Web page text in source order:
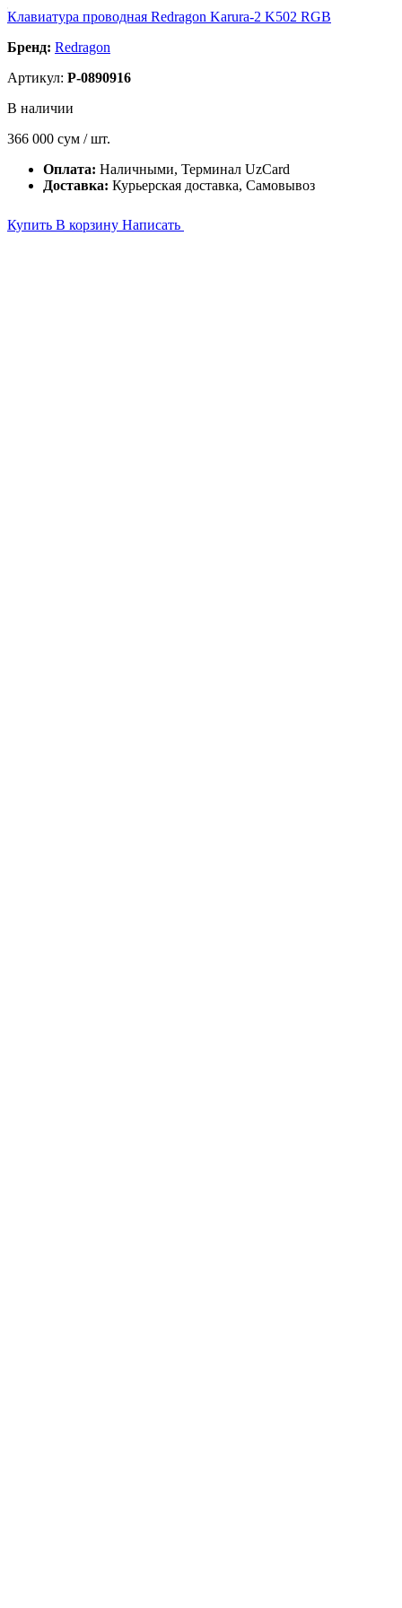
Клавиатура проводная Redragon Karura-2 K502 RGB
Бренд: Redragon
Артикул: P-0890916
В наличии
366 000 сум / шт.
Оплата: Наличными, Терминал UzCard
Доставка: Курьерская доставка, Самовывоз
Купить В корзину Написать